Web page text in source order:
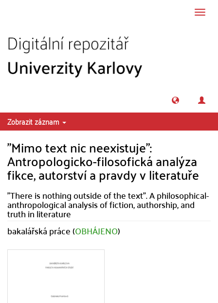
Zobrazit záznam
"Mimo text nic neexistuje":
Antropologicko-filosofická analýza
fikce, autorství a pravdy v literatuře
"There is nothing outside of the text". A philosophical-
anthropological analysis of fiction, authorship, and
truth in literature
bakalářská práce (OBHÁJENO)